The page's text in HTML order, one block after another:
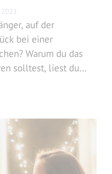
auf der
bei einer
Warum du das
solltest, liest du